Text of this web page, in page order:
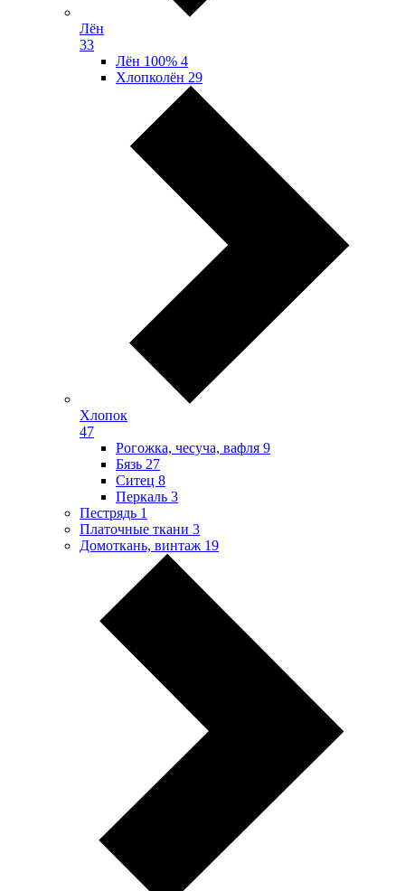
Лён
33
Лён 100% 4
Хлопколён 29
Хлопок
47
Рогожка, чесуча, вафля 9
Бязь 27
Ситец 8
Перкаль 3
Пестрядь 1
Платочные ткани 3
Домоткань, винтаж 19